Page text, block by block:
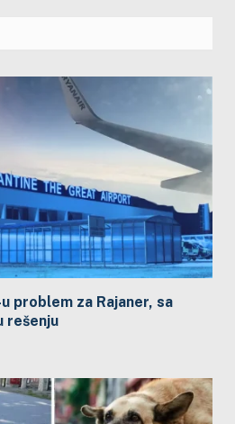
problem za Rajaner, sa
rešenju